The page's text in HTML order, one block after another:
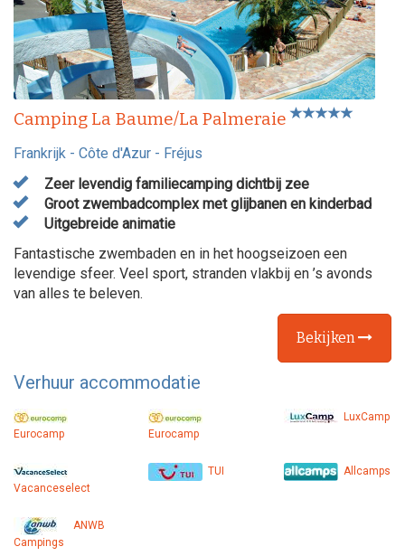
Camping La Baume/La Palmeraie
Frankrijk - Côte d'Azur - Fréjus
Zeer levendig familiecamping dichtbij zee
Groot zwembadcomplex met glijbanen en kinderbad
Uitgebreide animatie
Fantastische zwembaden en in het hoogseizoen een
levendige sfeer. Veel sport, stranden vlakbij en ’s avonds
van alles te beleven.
Bekijken
Verhuur accommodatie
Eurocamp Eurocamp
LuxCamp
Vacanceselect
TUI Allcamps
ANWB
Campings